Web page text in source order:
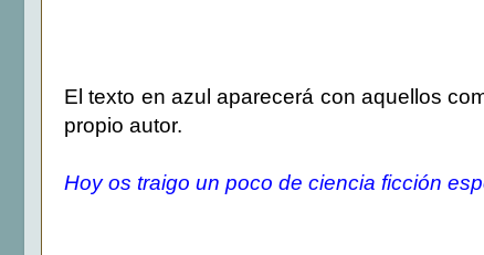
El texto en azul aparecerá con aquellos
propio autor.
Hoy os traigo un poco de ciencia ficción